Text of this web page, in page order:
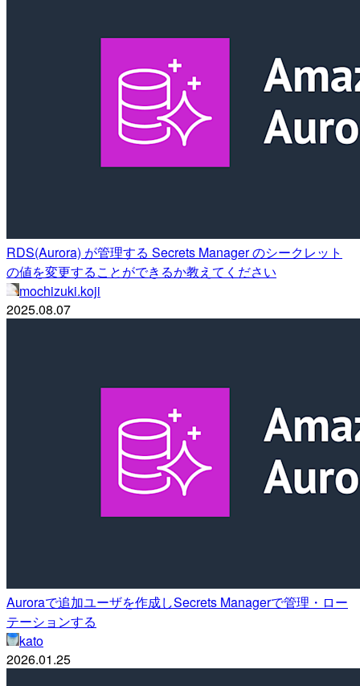
RDS(Aurora) が管理する Secrets Manager のシークレット
の値を変更することができるか教えてください
mochizuki.koji
2025.08.07
Auroraで追加ユーザを作成しSecrets Managerで管理・ロー
テーションする
kato
2026.01.25